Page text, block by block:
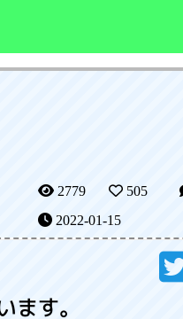
2779
505
2022-01-15
ます。